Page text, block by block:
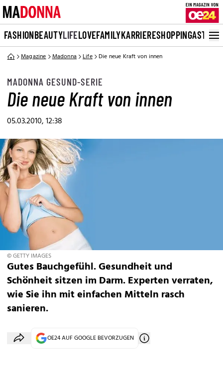
FASHIONBEAUTYLIFELOVEFAMILYKARRIERESHOPPINGASTRO
Magazine Madonna Life Die neue Kraft von innen
MADONNA GESUND-SERIE
Die neue Kraft von innen
05.03.2010, 12:38
© GETTY IMAGES
Gutes Bauchgefühl. Gesundheit und
Schönheit sitzen im Darm. Experten verraten,
wie Sie ihn mit einfachen Mitteln rasch
sanieren.
OE24 AUF GOOGLE BEVORZUGEN